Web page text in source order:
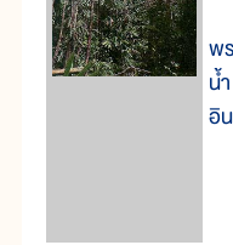
พ
น้
อิ